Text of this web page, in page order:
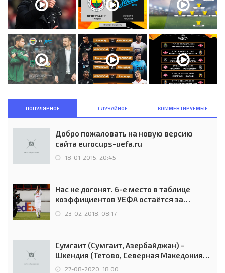
ПОПУЛЯРНОЕ СЛУЧАЙНОЕ КОММЕНТИРУЕМЫЕ
Добро пожаловать на новую версию
сайта eurocups-uefa.ru
18-01-2015, 20:45
Нас не догонят. 6-е место в таблице
коэффициентов УЕФА остаётся за
Россией
23-02-2018, 08:17
Сумгаит (Сумгаит, Азербайджан) -
Шкендия (Тетово, Северная Македония) -
0:2 (0:0)
27-08-2020, 18:00